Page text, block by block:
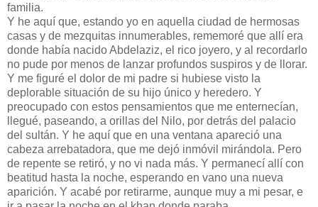
familia.
Y he aquí que, estando yo en aquella ciudad de hermosas
casas y de mezquitas innumerables, rememoré que allí era
donde había nacido Abdelaziz, el rico joyero, y al recordarlo
no pude por menos de lanzar profundos suspiros y de llorar.
Y me figuré el dolor de mi padre si hubiese visto la
deplorable situación de su hijo único y heredero. Y
preocupado con estos pensamientos que me enternecían,
llegué, paseando, a orillas del Nilo, por detrás del palacio
del sultán. Y he aquí que en una ventana apareció una
cabeza arrebatadora, que me dejó inmóvil mirándola. Pero
de repente se retiró, y no vi nada más. Y permanecí allí con
beatitud hasta la noche, esperando en vano una nueva
aparición. Y acabé por retirarme, aunque muy a mi pesar, e